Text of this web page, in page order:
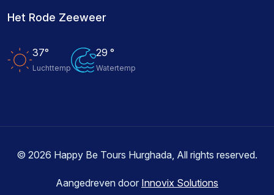
Het Rode Zeeweer
37°
Luchttemp
29 °
Watertemp
© 2026 Happy Be Tours Hurghada, All rights reserved.
Aangedreven door Innovix Solutions